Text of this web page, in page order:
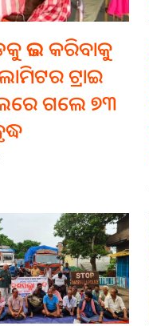
ଭଲ କରିବାକୁ
ଟ୍ରାଇ
ଗଲେ ୭୩